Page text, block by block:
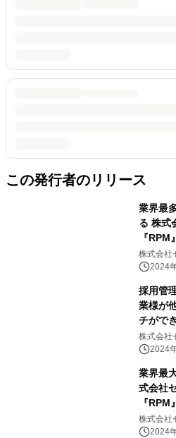
この発行者のリリース
業界最
る 株式
『
デジタ
総合
株式会社
2024
採用管
業様が
チがで
ム応募
株式会社
2024
業界最
式会社
『
14回
株式会社
2024